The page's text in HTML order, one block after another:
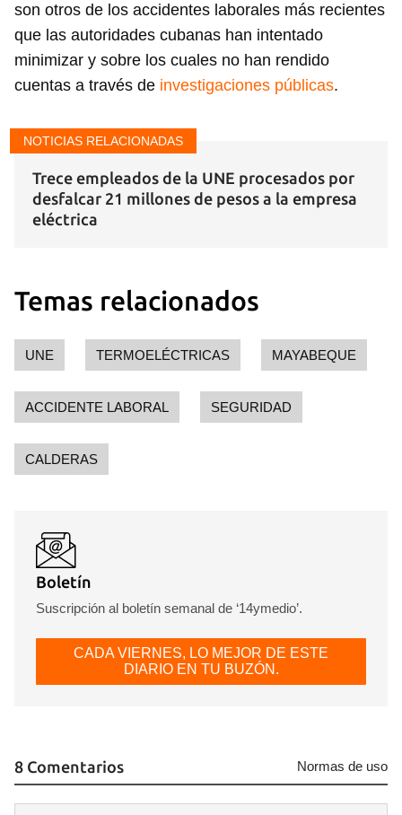
INICIAR SESIÓN CANCELAR
son otros de los accidentes laborales más recientes
que las autoridades cubanas han intentado
minimizar y sobre los cuales no han rendido
cuentas a través de investigaciones públicas.
NOTICIAS RELACIONADAS
Trece empleados de la UNE procesados por
desfalcar 21 millones de pesos a la empresa
eléctrica
Temas relacionados
UNE TERMOELÉCTRICAS MAYABEQUE
ACCIDENTE LABORAL SEGURIDAD
CALDERAS
Boletín
Suscripción al boletín semanal de ‘14ymedio’.
CADA VIERNES, LO MEJOR DE ESTE
DIARIO EN TU BUZÓN.
8 Comentarios Normas de uso